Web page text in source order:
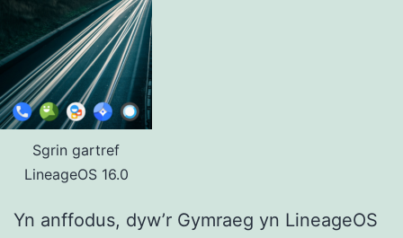
Sgrin gartref
LineageOS 16.0
Yn anffodus, dyw’r Gymraeg yn LineageOS